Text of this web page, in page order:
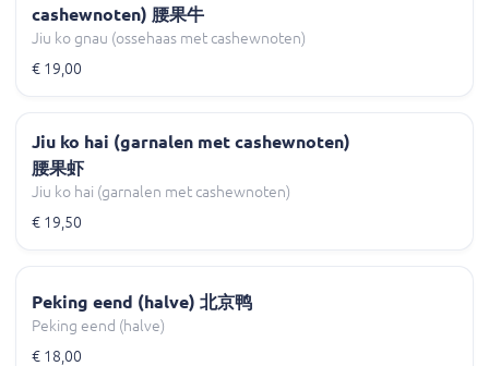
cashewnoten) 腰果牛
Jiu ko gnau (ossehaas met cashewnoten)
€ 19,00
Jiu ko hai (garnalen met cashewnoten)
腰果虾
Jiu ko hai (garnalen met cashewnoten)
€ 19,50
Peking eend (halve) 北京鸭
Peking eend (halve)
€ 18,00